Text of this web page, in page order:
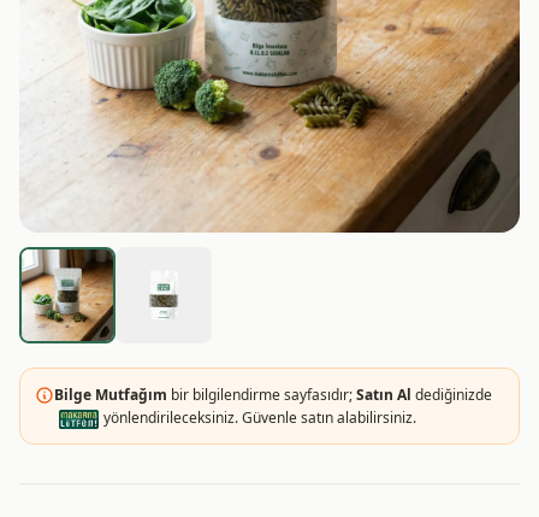
Bilge Mutfağım bir bilgilendirme sayfasıdır;Satın Al dediğinizde
yönlendirileceksiniz. Güvenle satın alabilirsiniz.